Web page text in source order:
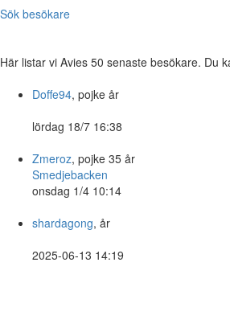
Sök besökare
Här listar vi Avies 50 senaste besökare. Du
Doffe94, pojke år
lördag 18/7 16:38
Zmeroz, pojke 35 år
Smedjebacken
onsdag 1/4 10:14
shardagong, år
2025-06-13 14:19